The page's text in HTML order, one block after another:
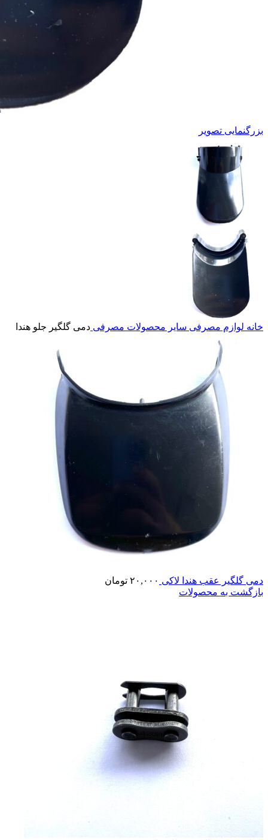
بزرگنمایی تصویر
خانه لوازم مصرفی سایر محصولات مصرفی دمی گلگیر جلو هندا
دمی گلگیر عقب هندا لاکی ۲۰,۰۰۰ تومان
بازگشت به محصولات